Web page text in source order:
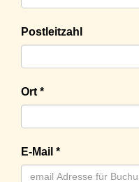
Postleitzahl
Ort *
E-Mail *